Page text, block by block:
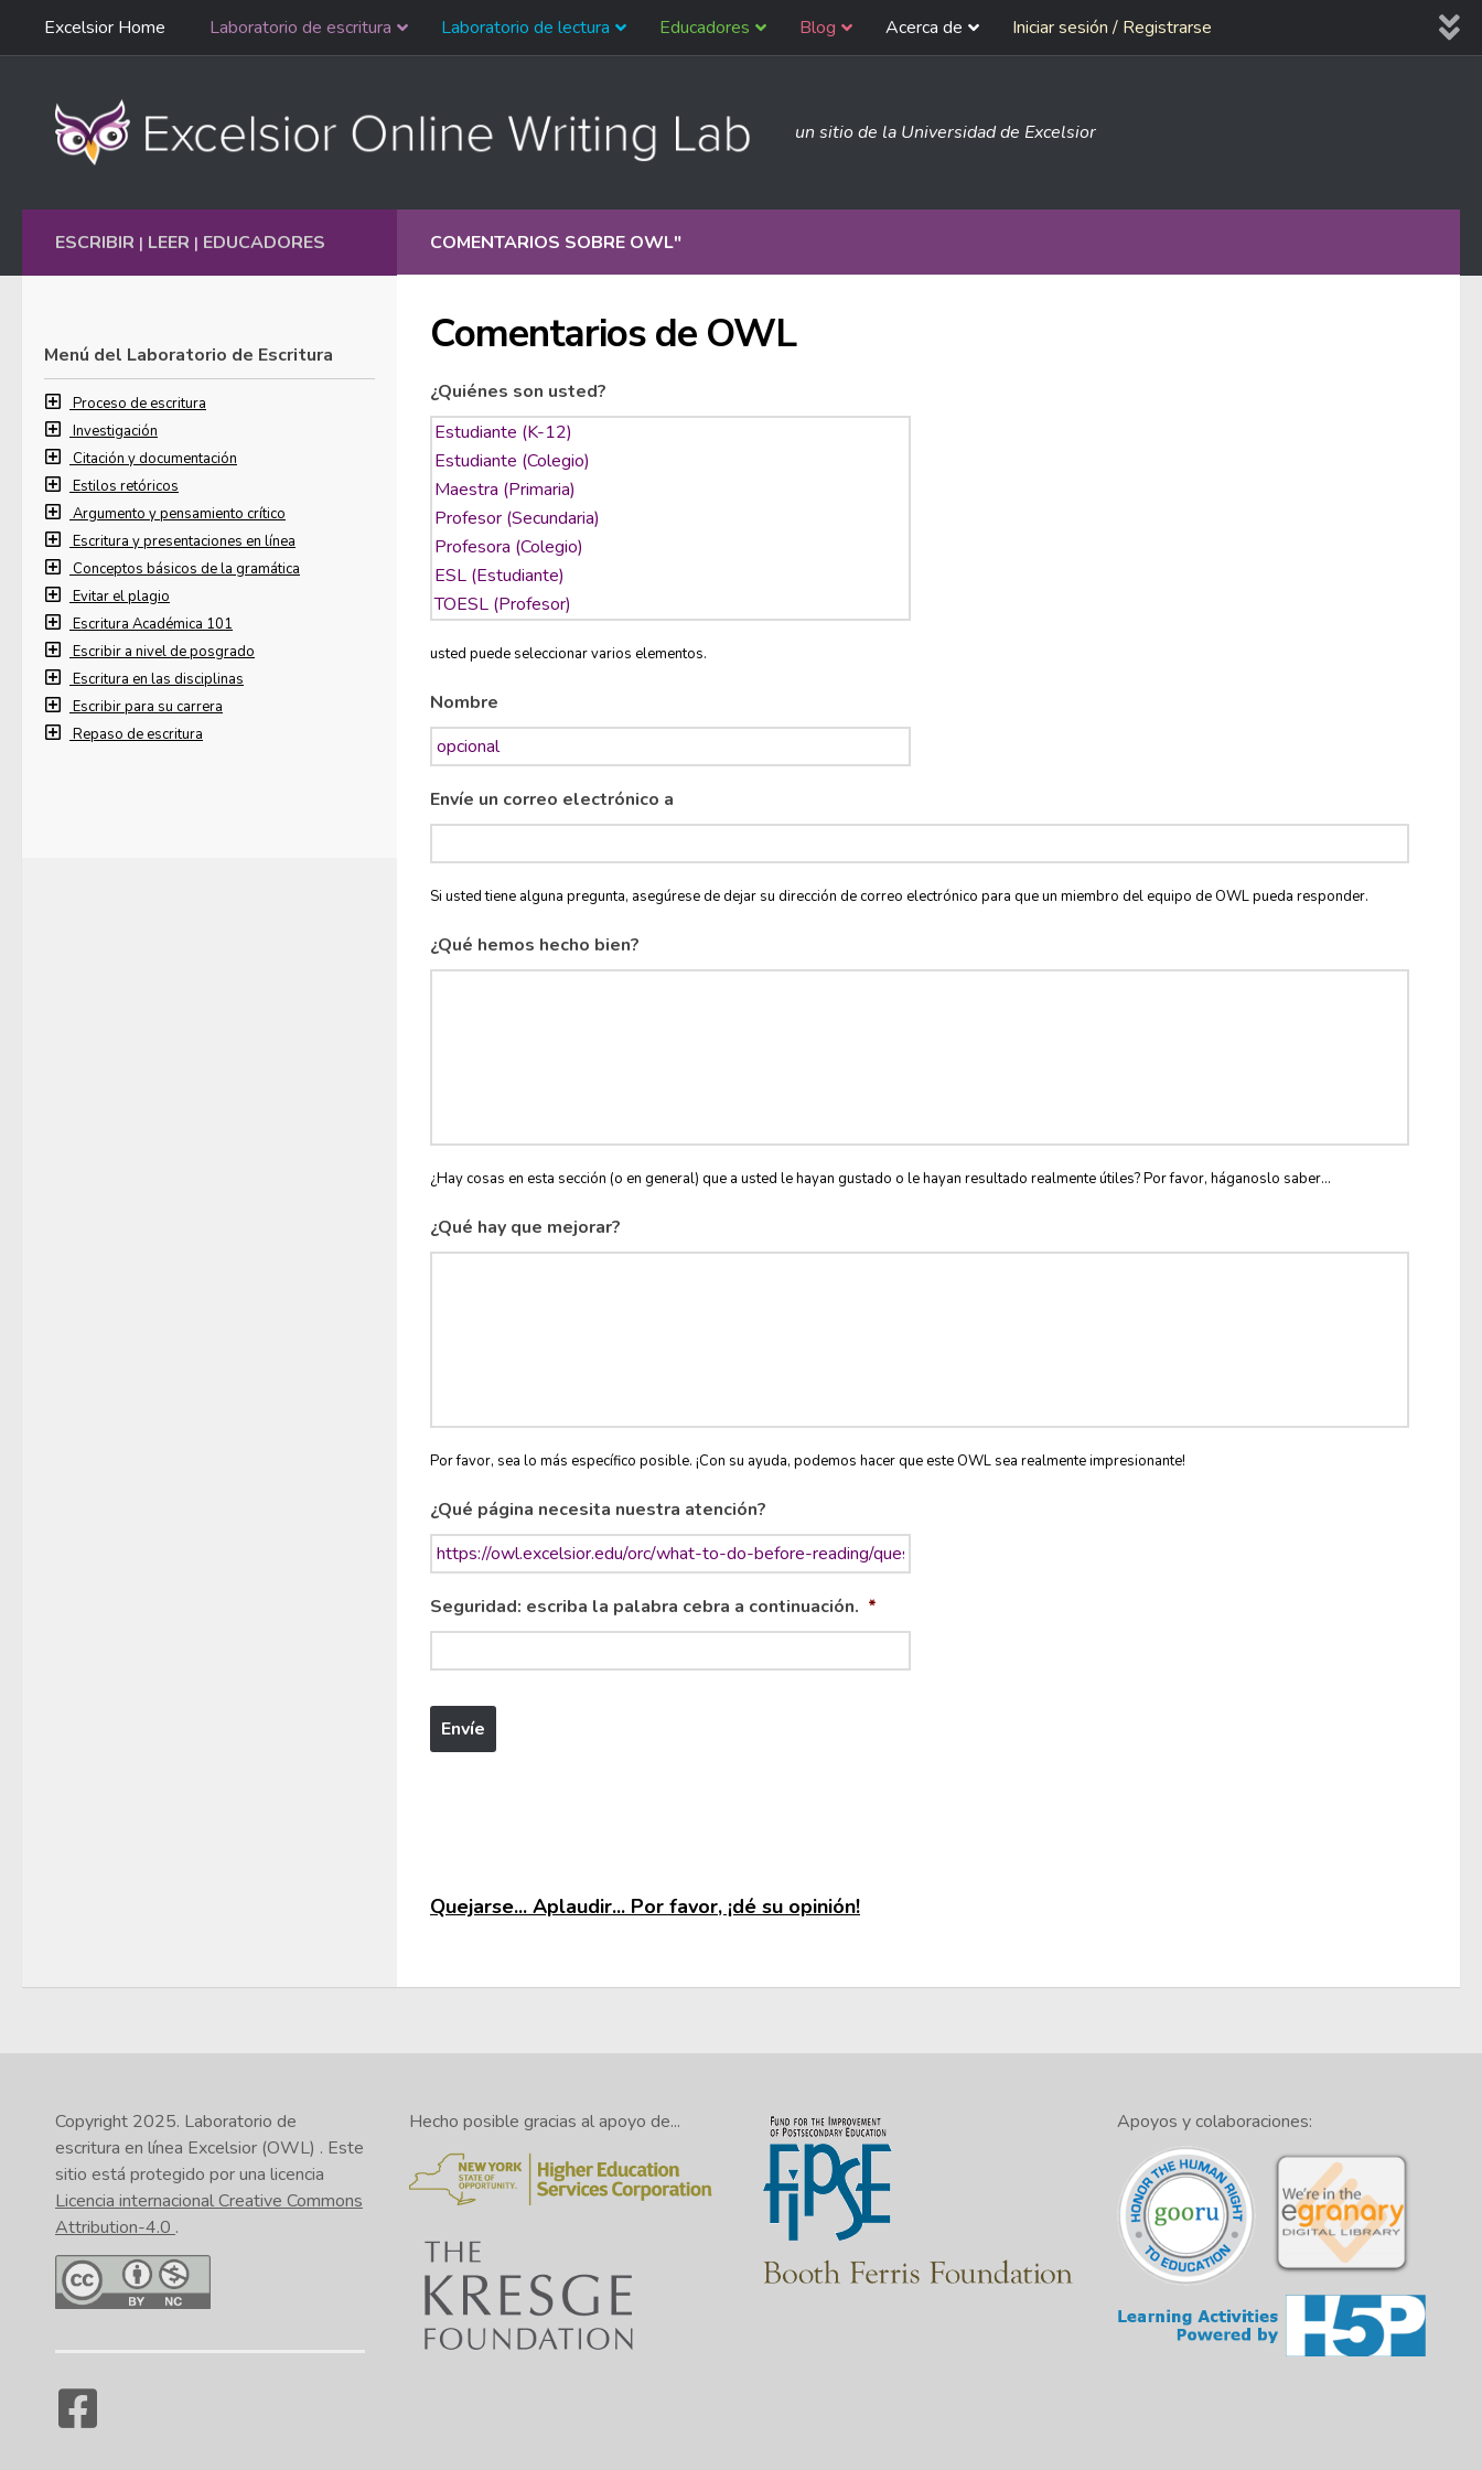
Ir al contenido
navegación
Excelsior Home Laboratorio de escritura Laboratorio de lectura Educadores Blog Acerca de Iniciar sesión / Registrarse
un sitio de la Universidad de Excelsior
COMENTARIOS SOBRE OWL"
Comentarios de OWL
¿Quiénes son usted?
usted puede seleccionar varios elementos.
Nombre
Envíe un correo electrónico a
Si usted tiene alguna pregunta, asegúrese de dejar su dirección de correo electrónico para que un miembro del equipo de OWL pueda responder.
¿Qué hemos hecho bien?
¿Hay cosas en esta sección (o en general) que a usted le hayan gustado o le hayan resultado realmente útiles? Por favor, háganoslo saber...
¿Qué hay que mejorar?
Por favor, sea lo más específico posible. ¡Con su ayuda, podemos hacer que este OWL sea realmente impresionante!
¿Qué página necesita nuestra atención?
Seguridad: escriba la palabra cebra a continuación. *
Quejarse... Aplaudir... Por favor, ¡dé su opinión!
ESCRIBIR | LEER | EDUCADORES
Menú del Laboratorio de Escritura
Proceso de escritura
Investigación
Citación y documentación
Estilos retóricos
Argumento y pensamiento crítico
Escritura y presentaciones en línea
Conceptos básicos de la gramática
Evitar el plagio
Escritura Académica 101
Escribir a nivel de posgrado
Escritura en las disciplinas
Escribir para su carrera
Repaso de escritura
Copyright 2025. Laboratorio de
escritura en línea Excelsior (OWL) . Este
sitio está protegido por una licencia
Licencia internacional Creative Commons
Attribution-4.0 .
Hecho posible gracias al apoyo de... Apoyos y colaboraciones: